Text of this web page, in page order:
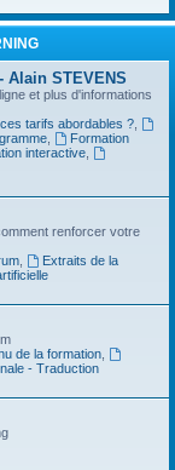
e
Alain STEVENS
et plus d'informations
tarifs abordables ?,
,
Formation
interactive,
renforcer votre
,
Extraits de la
de la formation,
- Traduction